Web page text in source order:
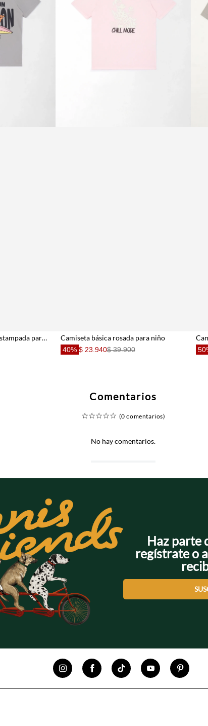
Camiseta manga corta estampada para niño con cuello estructurado Camiseta básica rosada para niño
40% $ 23.940$ 39.900
Comentarios
☆☆☆☆☆ (0 comentarios)
No hay comentarios.
Haz parte
regístrate o